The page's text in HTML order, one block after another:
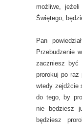
możliwe,
Świętego,
Pan
Przebudzenie
zaczniesz być
prorokuj po raz
wtedy zejdźcie
do tego, by
nie będziesz
będziesz